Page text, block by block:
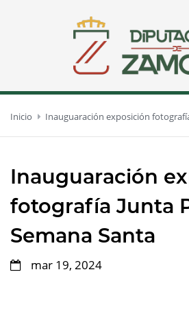
Inicio Inauguaración exposición
Inauguaración
fotografía Junta
Semana Santa
mar 19, 2024